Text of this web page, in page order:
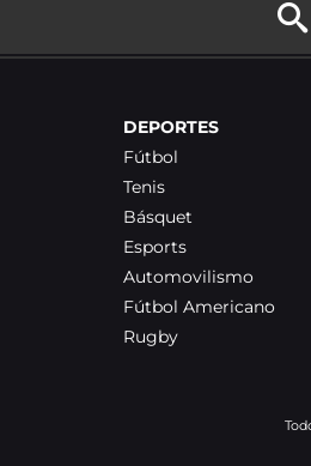
DEPORTES
Fútbol
Tenis
Básquet
Esports
Automovilismo
Fútbol Americano
Rugby